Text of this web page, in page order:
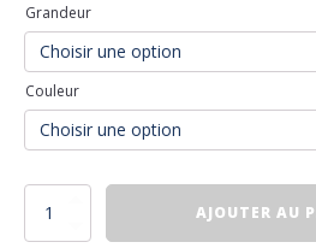
Grandeur
Couleur
quantité
AJOUTER AU